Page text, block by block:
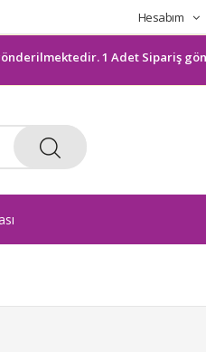
Hesabım
1 Adet Sipariş